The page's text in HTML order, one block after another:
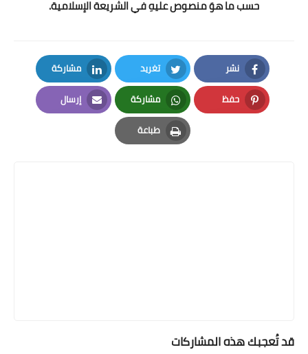
حسب ما هوَ منصوص عليهِ في الشريعة الإسلامية.
نشر
Facebook
تغريد
Twitter
مشاركة
LinkedIn
حفظ
Pinterest
مشاركة
Whatsapp
إرسال
Email
طباعة
Print
قد تُعجبك هذه المشاركات